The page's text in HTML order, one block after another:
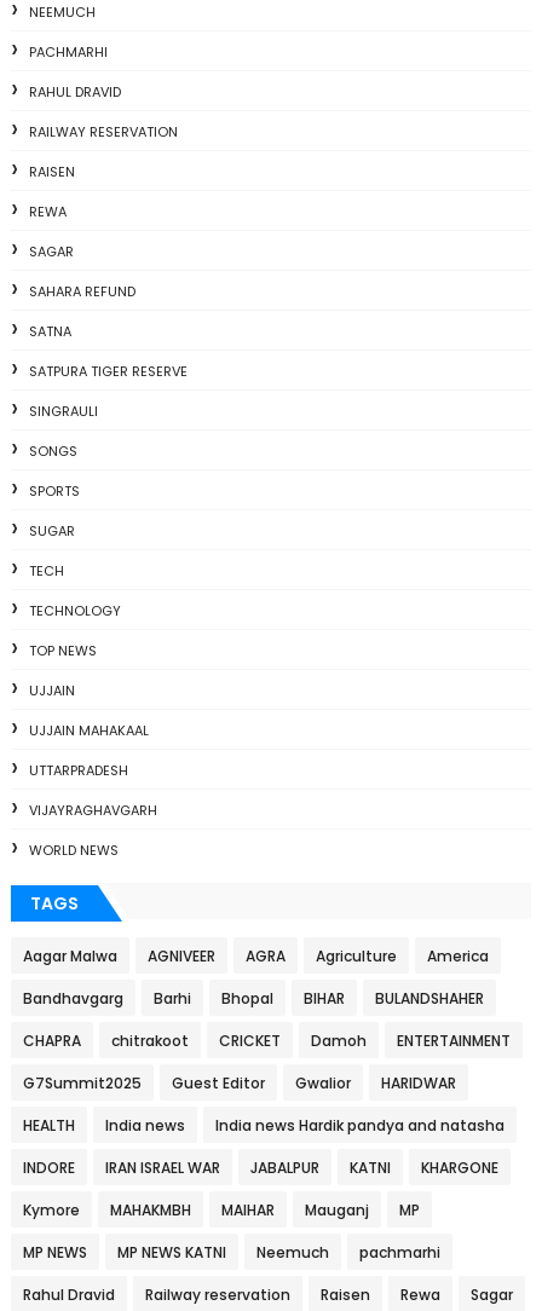
NEEMUCH
PACHMARHI
RAHUL DRAVID
RAILWAY RESERVATION
RAISEN
REWA
SAGAR
SAHARA REFUND
SATNA
SATPURA TIGER RESERVE
SINGRAULI
SONGS
SPORTS
SUGAR
TECH
TECHNOLOGY
TOP NEWS
UJJAIN
UJJAIN MAHAKAAL
UTTARPRADESH
VIJAYRAGHAVGARH
WORLD NEWS
TAGS
Aagar Malwa AGNIVEER AGRA Agriculture America
Bandhavgarg Barhi Bhopal BIHAR BULANDSHAHER
CHAPRA chitrakoot CRICKET Damoh ENTERTAINMENT
G7Summit2025 Guest Editor Gwalior HARIDWAR
HEALTH India news India news Hardik pandya and natasha
INDORE IRAN ISRAEL WAR JABALPUR KATNI KHARGONE
Kymore MAHAKMBH MAIHAR Mauganj MP
MP NEWS MP NEWS KATNI Neemuch pachmarhi
Rahul Dravid Railway reservation Raisen Rewa Sagar